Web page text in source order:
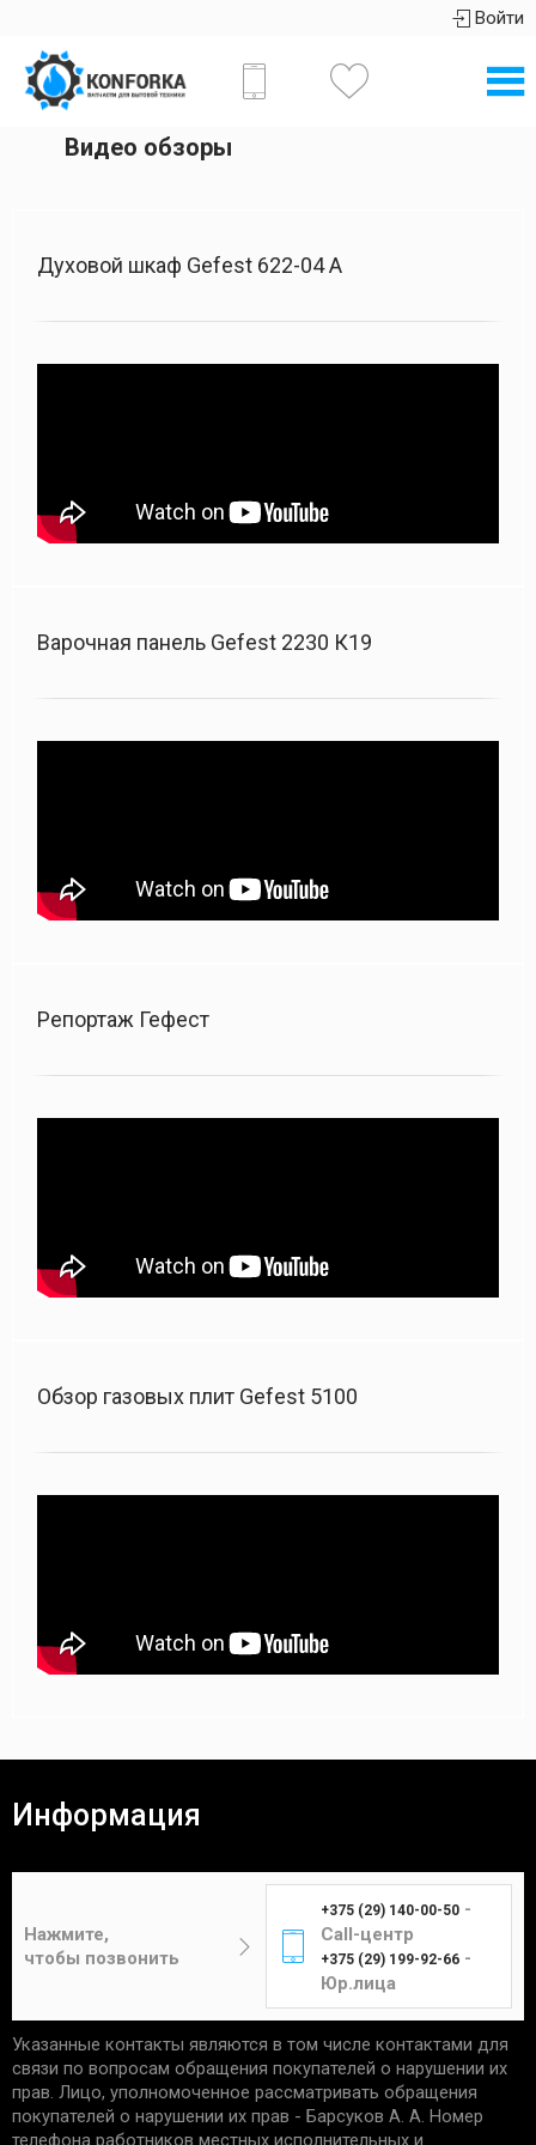
Войти
Видео обзоры
Духовой шкаф Gefest 622-04 А
Варочная панель Gefest 2230 К19
Репортаж Гефест
Обзор газовых плит Gefest 5100
Информация
Нажмите,
чтобы позвонить
+375 (29) 140-00-50 -
Call-центр
+375 (29) 199-92-66 -
Юр.лица
Указанные контакты являются в том числе контактами для
связи по вопросам обращения покупателей о нарушении их
прав. Лицо, уполномоченное рассматривать обращения
покупателей о нарушении их прав - Барсуков А. А. Номер
телефона работников местных исполнительных и